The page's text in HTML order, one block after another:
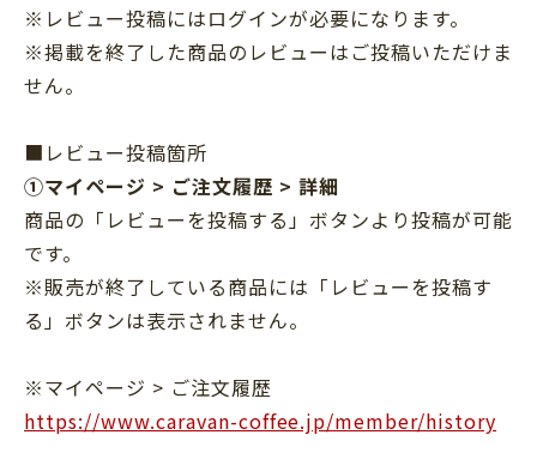
※レビュー投稿にはログインが必要になります。
※掲載を終了した商品のレビューはご投稿いただけま
せん。
■レビュー投稿箇所
①マイページ > ご注文履歴 > 詳細
商品の「レビューを投稿する」ボタンより投稿が可能
です。
※販売が終了している商品には「レビューを投稿す
る」ボタンは表示されません。
※マイページ > ご注文履歴
https://www.caravan-coffee.jp/member/history